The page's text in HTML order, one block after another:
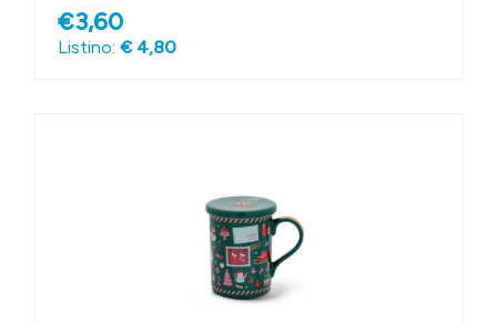
€3,60
Listino: € 4,80